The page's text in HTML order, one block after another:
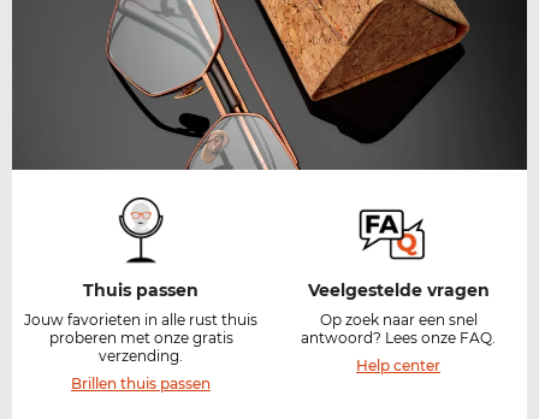
Thuis passen​
Jouw favorieten in alle rust thuis
proberen met onze gratis
verzending.​
Brillen thuis passen
Veelgestelde vragen
Op zoek naar een snel
antwoord? Lees onze FAQ.
Help center